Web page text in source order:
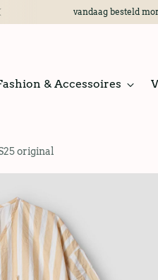
vandaag besteld
& Accessoires
original